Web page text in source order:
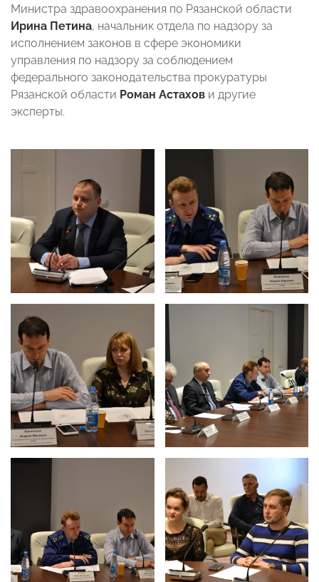
Министра здравоохранения по Рязанской области
Ирина Петина, начальник отдела по надзору за
исполнением законов в сфере экономики
управления по надзору за соблюдением
федерального законодательства прокуратуры
Рязанской области Роман Астахов и другие
эксперты.